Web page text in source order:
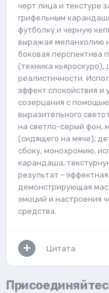
черт лица и текстуре
грифельным
футболку и черную
выражая меланхолию
боковая перспектива
(техника
реалистичности.
эффект спокойствия
созерцания с
выразительного
на светло-серый фон,
(сидящего на мяче),
сбоку, монохромию,
карандаша,
результат –
демонстрирующая
эмоций и настроения
средства.
Цитата